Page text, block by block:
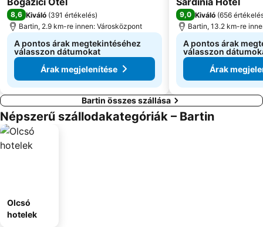
8,6 Kiváló (391 értékelés)
Bartin, 2.9 km-re innen: Városközpont
A pontos árak megtekintéséhez
válasszon dátumokat
Árak megjelenítése
9,0 Kiváló (656
Bartin, 13.2 km-re
A pontos árak
válasszon
Árak
Bartin összes szállása
Népszerű szállodakategóriák – Bartin
Olcsó
hotelek